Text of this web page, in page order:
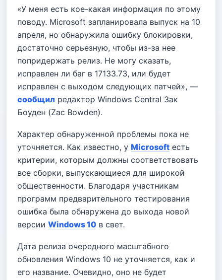
«У меня есть кое-какая информация по этому
поводу. Microsoft запланировала выпуск на 10
апреля, но обнаружила ошибку блокировки,
достаточно серьезную, чтобы из-за нее
попридержать релиз. Не могу сказать,
исправлен ли баг в 17133.73, или будет
исправлен с выходом следующих патчей», —
сообщил редактор Windows Central Зак
Боуден (Zac Bowden).
Характер обнаруженной проблемы пока не
уточняется. Как известно, у Microsoft есть
критерии, которым должны соответствовать
все сборки, выпускающиеся для широкой
общественности. Благодаря участникам
программ предварительного тестирования
ошибка была обнаружена до выхода новой
версии Windows 10 в свет.
Дата релиза очередного масштабного
обновления Windows 10 не уточняется, как и
его название. Очевидно, оно не будет